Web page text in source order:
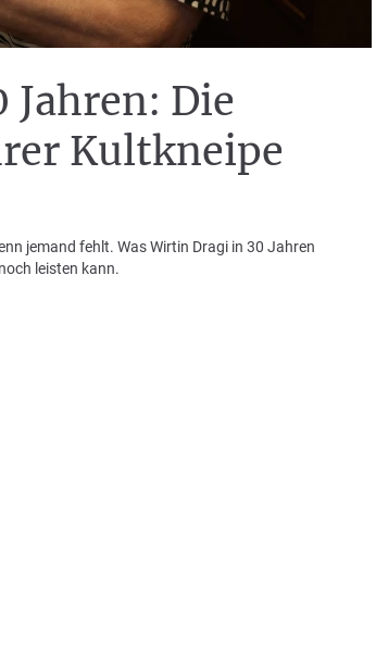
Jahren: Die
Kultkneipe
jemand fehlt. Was Wirtin Dragi in 30 Jahren
leisten kann.